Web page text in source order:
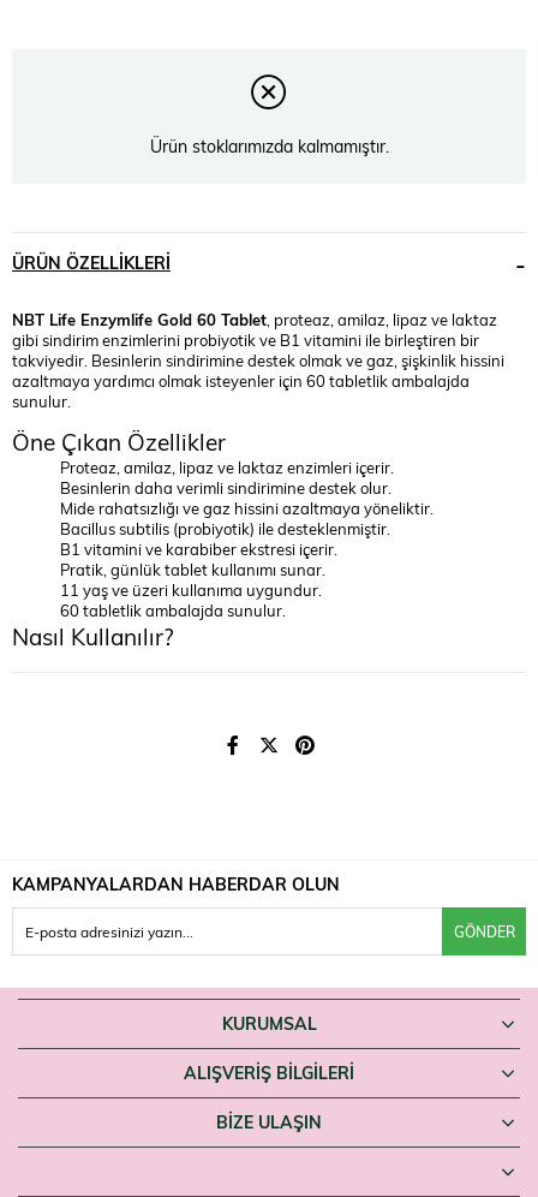
Ürün stoklarımızda kalmamıştır.
ÜRÜN ÖZELLIKLERI
NBT Life Enzymlife Gold 60 Tablet , proteaz, amilaz, lipaz ve laktaz
gibi sindirim enzimlerini probiyotik ve B1 vitamini ile birleştiren bir
takviyedir. Besinlerin sindirimine destek olmak ve gaz, şişkinlik hissini
azaltmaya yardımcı olmak isteyenler için 60 tabletlik ambalajda
sunulur.
Öne Çıkan Özellikler
Proteaz, amilaz, lipaz ve laktaz enzimleri içerir.
Besinlerin daha verimli sindirimine destek olur.
Mide rahatsızlığı ve gaz hissini azaltmaya yöneliktir.
Bacillus subtilis (probiyotik) ile desteklenmiştir.
B1 vitamini ve karabiber ekstresi içerir.
Pratik, günlük tablet kullanımı sunar.
11 yaş ve üzeri kullanıma uygundur.
60 tabletlik ambalajda sunulur.
Nasıl Kullanılır?
KAMPANYALARDAN HABERDAR OLUN
GÖNDER
KURUMSAL
ALIŞVERİŞ BİLGİLERİ
BIZE ULAŞIN